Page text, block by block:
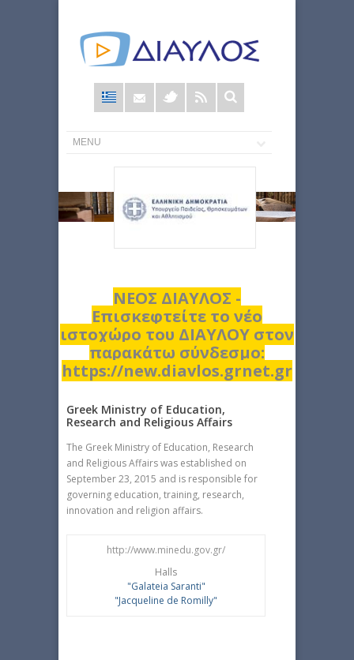
Φόρμα
αναζήτησης
ΝΕΟΣ ΔΙΑΥΛΟΣ -
Επισκεφτείτε το νέο
ιστοχώρο του ΔΙΑΥΛΟΥ στον
παρακάτω σύνδεσμο:
https://new.diavlos.grnet.gr
Greek Ministry of Education,
Research and Religious Affairs
The Greek Ministry of Education, Research
and Religious Affairs was established on
September 23, 2015 and is responsible for
governing education, training, research,
innovation and religion affairs.
http://www.minedu.gov.gr/
Halls
"Galateia Saranti"
"Jacqueline de Romilly"